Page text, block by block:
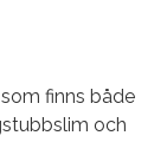
finns både
och